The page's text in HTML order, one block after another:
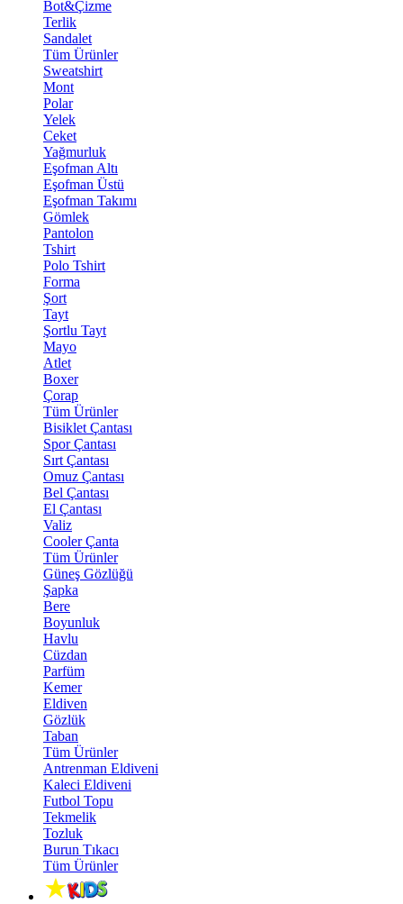
Bot&Çizme
Terlik
Sandalet
Tüm Ürünler
Sweatshirt
Mont
Polar
Yelek
Ceket
Yağmurluk
Eşofman Altı
Eşofman Üstü
Eşofman Takımı
Gömlek
Pantolon
Tshirt
Polo Tshirt
Forma
Şort
Tayt
Şortlu Tayt
Mayo
Atlet
Boxer
Çorap
Tüm Ürünler
Bisiklet Çantası
Spor Çantası
Sırt Çantası
Omuz Çantası
Bel Çantası
El Çantası
Valiz
Cooler Çanta
Tüm Ürünler
Güneş Gözlüğü
Şapka
Bere
Boyunluk
Havlu
Cüzdan
Parfüm
Kemer
Eldiven
Gözlük
Taban
Tüm Ürünler
Antrenman Eldiveni
Kaleci Eldiveni
Futbol Topu
Tekmelik
Tozluk
Burun Tıkacı
Tüm Ürünler